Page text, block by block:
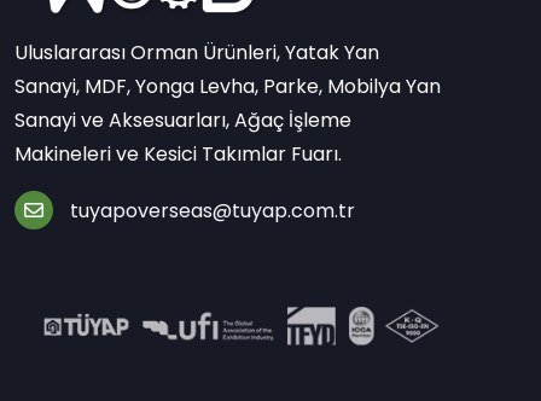
Uluslararası Orman Ürünleri, Yatak Yan
Sanayi, MDF, Yonga Levha, Parke, Mobilya Yan
Sanayi ve Aksesuarları, Ağaç İşleme
Makineleri ve Kesici Takımlar Fuarı.
tuyapoverseas@tuyap.com.tr